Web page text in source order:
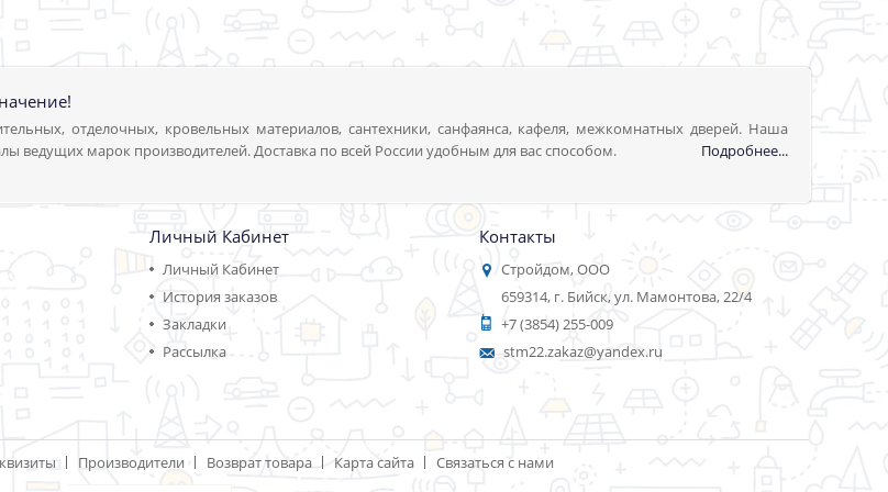
отделочных, кровельных материалов, сантехники, санфаянса, кафеля, межкомнатных дверей. Наша
ведущих марок производителей. Доставка по всей России удобным для вас способом.
Подробнее...
Личный Кабинет
Личный Кабинет
История заказов
Закладки
Рассылка
Контакты
Стройдом, ООО
659314, г. Бийск, ул. Мамонтова, 22/4
+7 (3854) 255-009
stm22.zakaz@yandex.ru
Производители Возврат товара Карта сайта Связаться с нами